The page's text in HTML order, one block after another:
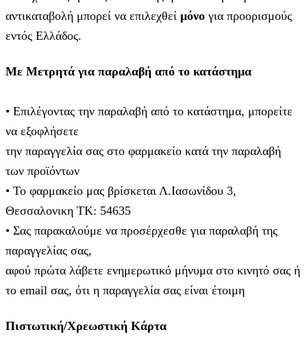
αντικαταβολή μπορεί να επιλεχθεί μόνο για προορισμούς
εντός Ελλάδος.
Με Μετρητά για παραλαβή από το κατάστημα
• Επιλέγοντας την παραλαβή από το κατάστημα, μπορείτε
να εξοφλήσετε
την παραγγελία σας στο φαρμακείο κατά την παραλαβή
των προϊόντων
• Το φαρμακείο μας βρίσκεται Λ.Ιασωνίδου 3,
Θεσσαλονικη ΤΚ: 54635
• Σας παρακαλούμε να προσέρχεσθε για παραλαβή της
παραγγελίας σας,
αφού πρώτα λάβετε ενημερωτικό μήνυμα στο κινητό σας ή
το email σας, ότι η παραγγελία σας είναι έτοιμη
Πιστωτική/Χρεωστική Κάρτα